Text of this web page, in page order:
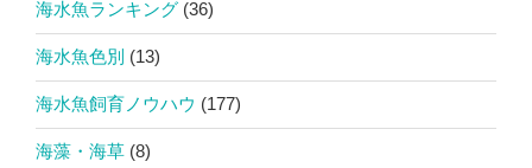
海水魚ランキング (36)
海水魚色別 (13)
海水魚飼育ノウハウ (177)
海藻・海草 (8)